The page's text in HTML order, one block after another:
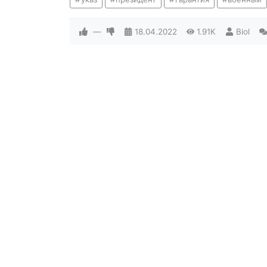
— 18.04.2022 1.91K Biol